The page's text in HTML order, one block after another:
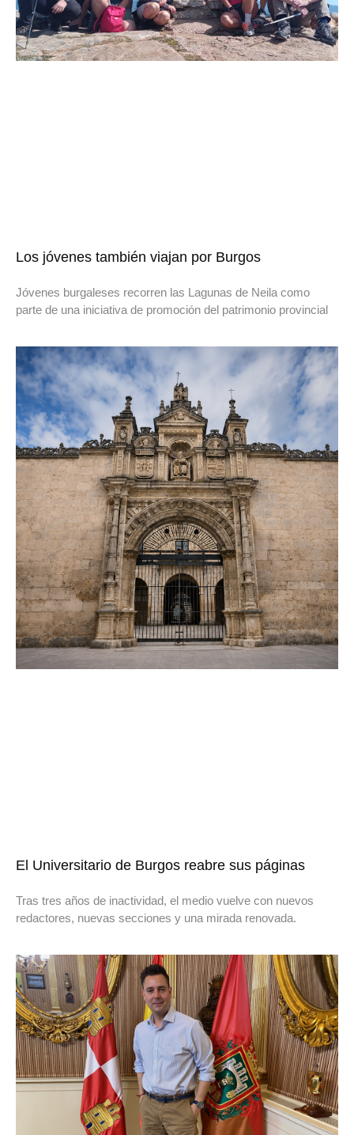
Los jóvenes también viajan por Burgos
Jóvenes burgaleses recorren las Lagunas de Neila como
parte de una iniciativa de promoción del patrimonio provincial
El Universitario de Burgos reabre sus páginas
Tras tres años de inactividad, el medio vuelve con nuevos
redactores, nuevas secciones y una mirada renovada.